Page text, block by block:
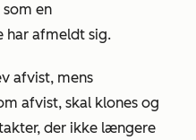
en
har afmeldt sig.
afvist, mens
afvist, skal klones og
der ikke længere